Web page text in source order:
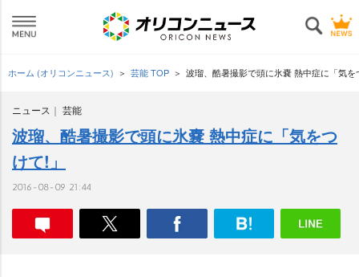
ホーム (オリコンニュース) 芸能 TOP 波瑠、酷暑撮影で頭に氷嚢 熱中症に「気を
ニュース 芸能
波瑠、酷暑撮影で頭に氷嚢 熱中症に「気をつ
けて!」
2016-08-09 21:44